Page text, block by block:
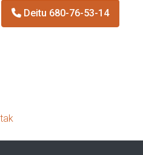
Deitu 680-76-53-14